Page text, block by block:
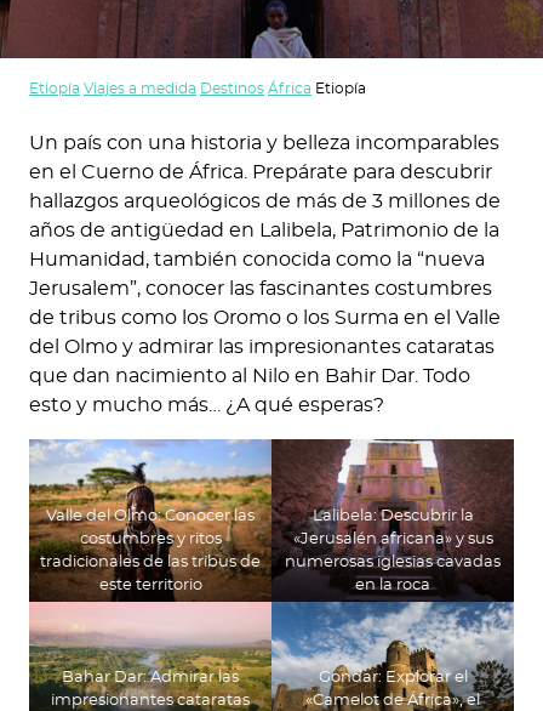
Etiopía Viajes a medida Destinos África Etiopía
Un país con una historia y belleza incomparables
en el Cuerno de África. Prepárate para descubrir
hallazgos arqueológicos de más de 3 millones de
años de antigüedad en Lalibela, Patrimonio de la
Humanidad, también conocida como la “nueva
Jerusalem”, conocer las fascinantes costumbres
de tribus como los Oromo o los Surma en el Valle
del Olmo y admirar las impresionantes cataratas
que dan nacimiento al Nilo en Bahir Dar. Todo
esto y mucho más… ¿A qué esperas?
Valle del Olmo: Conocer las
costumbres y ritos
tradicionales de las tribus de
este territorio
Lalibela: Descubrir la
«Jerusalén africana» y sus
numerosas iglesias cavadas
en la roca
Bahar Dar: Admirar las
impresionantes cataratas
Gondar: Explorar el
«Camelot de África», el